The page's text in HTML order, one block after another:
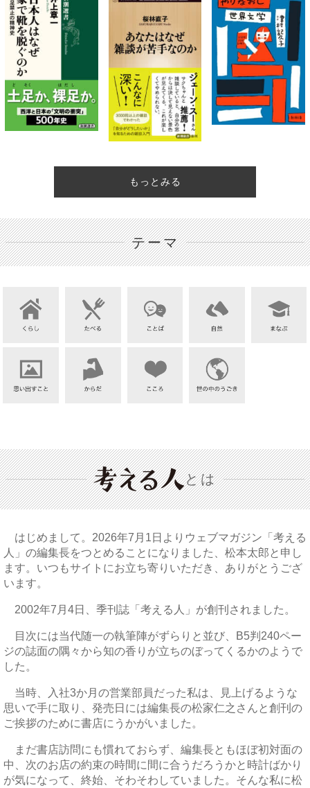
もっとみる
テーマ
とは
はじめまして。2026年7月1日よりウェブマガジン「考える
人」の編集長をつとめることになりました、松本太郎と申し
ます。いつもサイトにお立ち寄りいただき、ありがとうござ
います。
2002年7月4日、季刊誌「考える人」が創刊されました。
目次には当代随一の執筆陣がずらりと並び、B5判240ペー
ジの誌面の隅々から知の香りが立ちのぼってくるかのようで
した。
当時、入社3か月の営業部員だった私は、見上げるような
思いで手に取り、発売日には編集長の松家仁之さんと創刊の
ご挨拶のために書店にうかがいました。
まだ書店訪問にも慣れておらず、編集長ともほぼ初対面の
中、次のお店の約束の時間に間に合うだろうかと時計ばかり
が気になって、終始、そわそわしていました。そんな私に松